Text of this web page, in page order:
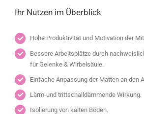
Ihr Nutzen im Überblick
Hohe Produktivität und Motivation der
Bessere Arbeitsplätze durch
für Gelenke & Wirbelsäule.
Einfache Anpassung der Matten an den
Lärm-und trittschalldämmende Wirkung.
Isolierung von kalten Böden.